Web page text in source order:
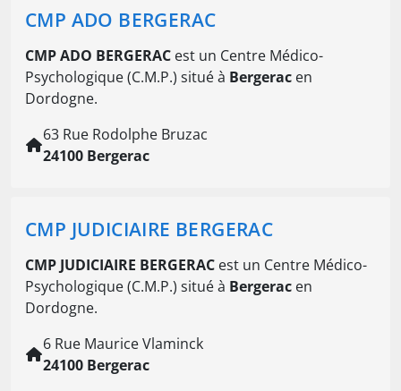
CMP ADO BERGERAC
CMP ADO BERGERAC est un Centre Médico-
Psychologique (C.M.P.) situé à Bergerac en
Dordogne.
63 Rue Rodolphe Bruzac
24100 Bergerac
CMP JUDICIAIRE BERGERAC
CMP JUDICIAIRE BERGERAC est un Centre Médico-
Psychologique (C.M.P.) situé à Bergerac en
Dordogne.
6 Rue Maurice Vlaminck
24100 Bergerac